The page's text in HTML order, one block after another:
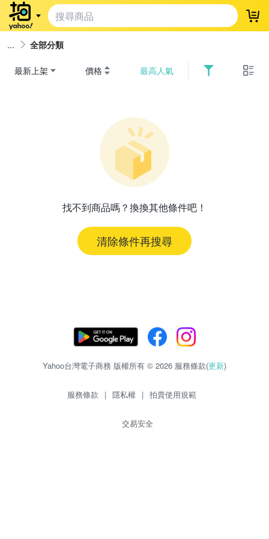
登
全部分類
最新上架 價格 最高人氣
找不到商品嗎？換換其他條件吧！
清除條件再搜尋
Yahoo台灣電子商務 版權所有 © 2026 服務條款(更新)
服務條款 | 隱私權 | 拍賣使用規範
交易安全